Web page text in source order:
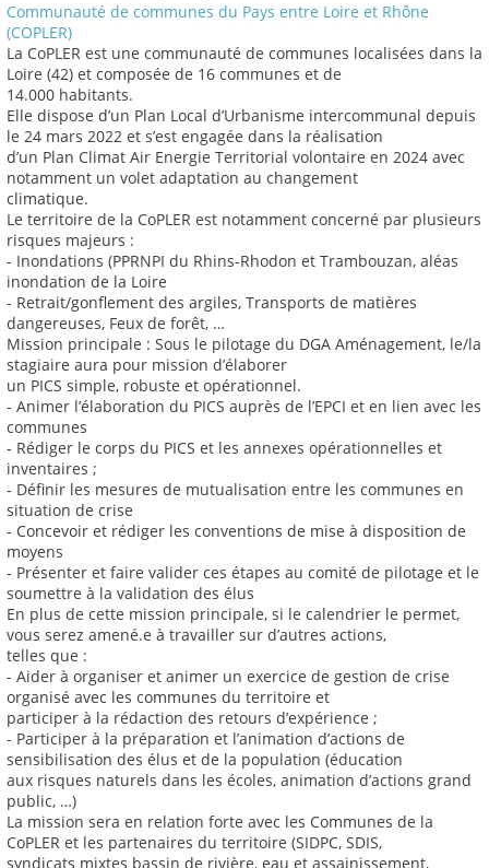
Communauté de communes du Pays entre Loire et Rhône
(COPLER)
La CoPLER est une communauté de communes localisées dans la
Loire (42) et composée de 16 communes et de
14.000 habitants.
Elle dispose d’un Plan Local d’Urbanisme intercommunal depuis
le 24 mars 2022 et s’est engagée dans la réalisation
d’un Plan Climat Air Energie Territorial volontaire en 2024 avec
notamment un volet adaptation au changement
climatique.
Le territoire de la CoPLER est notamment concerné par plusieurs
risques majeurs :
- Inondations (PPRNPI du Rhins-Rhodon et Trambouzan, aléas
inondation de la Loire
- Retrait/gonflement des argiles, Transports de matières
dangereuses, Feux de forêt, …
Mission principale : Sous le pilotage du DGA Aménagement, le/la
stagiaire aura pour mission d’élaborer
un PICS simple, robuste et opérationnel.
‐ Animer l’élaboration du PICS auprès de l’EPCI et en lien avec les
communes
‐ Rédiger le corps du PICS et les annexes opérationnelles et
inventaires ;
‐ Définir les mesures de mutualisation entre les communes en
situation de crise
‐ Concevoir et rédiger les conventions de mise à disposition de
moyens
‐ Présenter et faire valider ces étapes au comité de pilotage et le
soumettre à la validation des élus
En plus de cette mission principale, si le calendrier le permet,
vous serez amené.e à travailler sur d’autres actions,
telles que :
- Aider à organiser et animer un exercice de gestion de crise
organisé avec les communes du territoire et
participer à la rédaction des retours d’expérience ;
- Participer à la préparation et l’animation d’actions de
sensibilisation des élus et de la population (éducation
aux risques naturels dans les écoles, animation d’actions grand
public, …)
La mission sera en relation forte avec les Communes de la
CoPLER et les partenaires du territoire (SIDPC, SDIS,
syndicats mixtes bassin de rivière, eau et assainissement,